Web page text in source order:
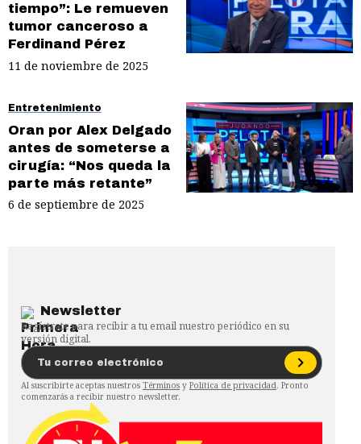
tiempo”: Le remueven
tumor canceroso a
Ferdinand Pérez
11 de noviembre de 2025
Entretenimiento
Oran por Alex Delgado
antes de someterse a
cirugía: “Nos queda la
parte más retante”
6 de septiembre de 2025
Newsletter
Regístrate para recibir a tu email nuestro periódico en su
versión digital.
Al suscribirte aceptas nuestros Términos y Política de privacidad. Pronto
comenzarás a recibir nuestro newsletter.